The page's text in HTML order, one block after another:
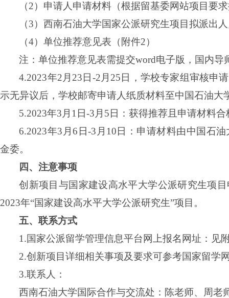
（2）申请人申请材料（根据留基委网站项目要
（3）西南石油大学国家公派研究生项目拟派出
（4）单位推荐意见表（附件2）
注：单位推荐意见表需提交word电子版，国内导
4.2023年2 月 23 日 -2 月 25 日，学校专家组审核申
示无异议后，学校邮寄申请人纸质材料至中国石油大
5.2023年3 月 1 日-3 月 5 日：获得推荐且申请材料
6.2023年3 月6 日-3 月 10 日：申请材料由中国石
金委。
四、注意事项
创新项目与国家建设高水平大学公派研究生项
2023年“国家建设高水平大学公派研究生”项目。
五、联系方式
1.国家公派留学管理信息平台网上报名网址：见
2.创新项目详细相关事项及要求可参考国家留学
3.联系人：
西南石油大学国际合作与交流处：陈老师、周老